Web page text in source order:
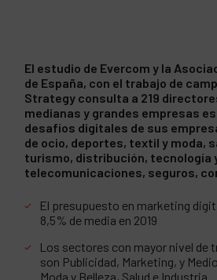
El estudio de Evercom y la
de España, con el trabajo de
Strategy consulta a 219
medianas y grandes empresas
desafíos digitales de sus
de ocio, deportes, textil y moda,
turismo, distribución, tecnología
telecomunicaciones, seguros,
El presupuesto en marketing
8,5% de media en 2019
Los sectores con mayor nivel de
son Publicidad, Marketing, y
Moda y Belleza, Salud e Industria.